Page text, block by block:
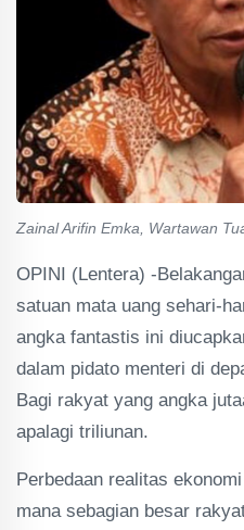
Zainal Arifin Emka, Wartawan
OPINI (Lentera) -
satuan mata uang sehari-
angka fantastis ini
dalam pidato menteri di
Bagi rakyat yang angka
apalagi triliunan.
Perbedaan realitas
mana sebagian besar